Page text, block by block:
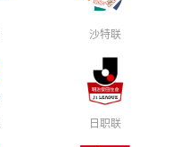
沙特联
日职联